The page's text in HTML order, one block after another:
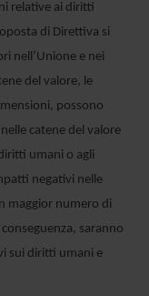
relative ai diritti
di Direttiva si
nell’Unione e nei
del valore, le
possono
catene del valore
umani o agli
negativi nelle
maggior numero di
saranno
sui diritti umani e